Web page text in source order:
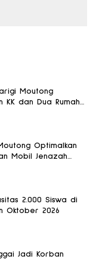
Moutong
KK dan Dua Rumah
Optimalkan
Mobil Jenazah
2.000 Siswa di
Oktober 2026
Jadi Korban